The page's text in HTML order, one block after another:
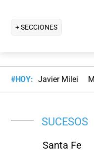
+ SECCIONES
#HOY: Javier Milei
SUCESOS
Santa Fe